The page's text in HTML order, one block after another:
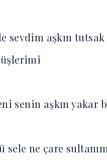
sevdim aşkın
senin aşkın yakar
sele ne çare